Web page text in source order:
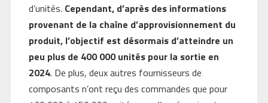
d’unités. Cependant, d’après des informations
provenant de la chaîne d’approvisionnement du
produit, l’objectif est désormais d’atteindre un
peu plus de 400 000 unités pour la sortie en
2024. De plus, deux autres fournisseurs de
composants n’ont reçu des commandes que pour